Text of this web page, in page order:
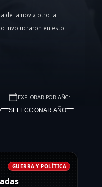
de la novia otro la
involucraron en esto.
EXPLORAR POR AÑO:
SELECCIONAR AÑO
GUERRA Y POLÍTICA